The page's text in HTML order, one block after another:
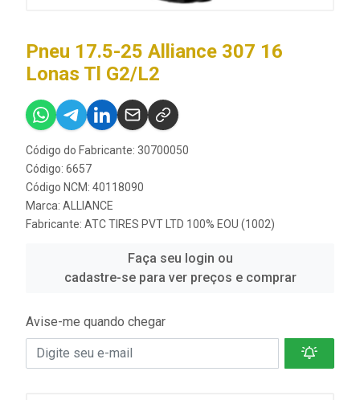
Pneu 17.5-25 Alliance 307 16
Lonas Tl G2/L2
Código do Fabricante: 30700050
Código: 6657
Código NCM: 40118090
Marca: ALLIANCE
Fabricante: ATC TIRES PVT LTD 100% EOU (1002)
Faça seu login ou
cadastre-se para ver preços e comprar
Avise-me quando chegar